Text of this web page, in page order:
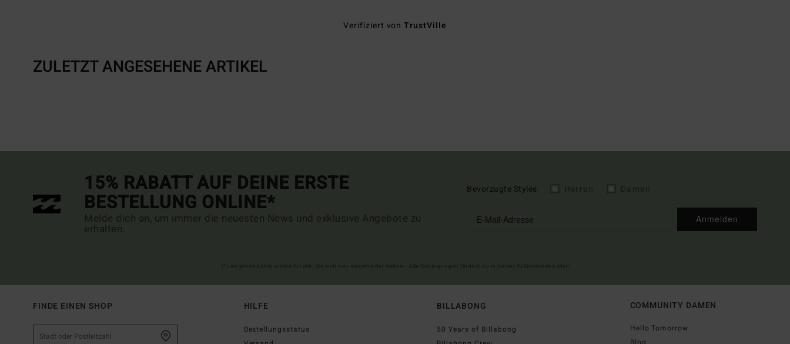
Verifiziert vonTrustVille
ZULETZT ANGESEHENE ARTIKEL
15% RABATT AUF DEINE ERSTE
BESTELLUNG ONLINE*
Melde dich an, um immer die neuesten News und exklusive Angebote zu
erhalten.
Bevorzugte Styles
Anmelden
FINDE EINEN SHOP HILFE
Bestellungsstatus
BILLABONG
50 Years of Billabong
COMMUNITY DAMEN
Hello Tomorrow